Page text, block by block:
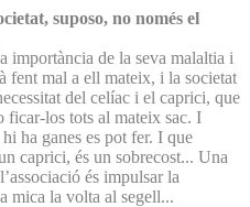
suposo, no només el
importància de la seva malaltia i
fent mal a ell mateix, i la societat
del celíac i el caprici, que
ficar-los tots al mateix sac. I
ha ganes es pot fer. I que
caprici, és un sobrecost... Una
és impulsar la
mica la volta al segell...